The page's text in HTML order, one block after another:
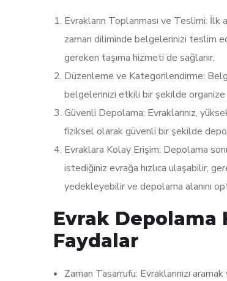
Evrakların Toplanması ve Teslimi: İlk
zaman diliminde belgelerinizi teslim
gereken taşıma hizmeti de sağlanır.
Düzenleme ve Kategorilendirme:
belgelerinizi etkili bir şekilde organize
Güvenli Depolama: Evraklarınız,
fiziksel olarak güvenli bir şekilde
Evraklara Kolay Erişim: Depolama
istediğiniz evrağa hızlıca ulaşabilir,
yedekleyebilir ve depolama alanını
Evrak Depolama
Faydalar
Zaman Tasarrufu: Evraklarınızı